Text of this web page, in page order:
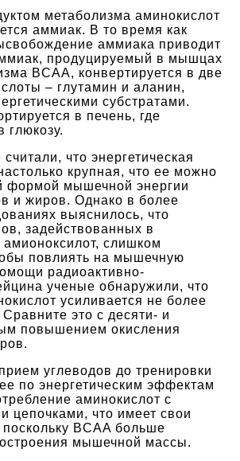
метаболизма аминокислот
аммиак. В то время как
аммиака приводит
продуцируемый в мышцах
BCAA, конвертируется в две
– глутамин и аланин,
субстратами.
в печень, где
глюкозу.
что энергетическая
крупная, что ее можно
формой мышечной энергии
и жиров. Однако в более
выяснилось, что
задействованных в
амионоксилот, слишком
повлиять на мышечную
радиоактивно-
ученые обнаружили, что
усиливается не более
это с десяти- и
повышением окисления
углеводов до тренировки
по энергетическим эффектам
аминокислот с
цепочками, что имеет свои
BCAA больше
мышечной массы.